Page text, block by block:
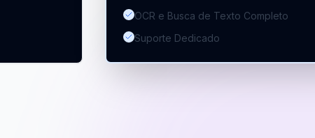
OCR e Busca de Texto Completo
Suporte Dedicado